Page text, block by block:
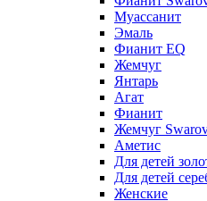
Муассанит
Эмаль
Фианит EQ
Жемчуг
Янтарь
Агат
Фианит
Жемчуг
Аметис
Для детей
Для детей
Женские